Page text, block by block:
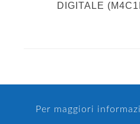
DIGITALE
Per maggiori